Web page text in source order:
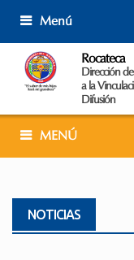
content
Menú
Rocateca
Dirección
a la
Difusión
MENÚ
NOTICIAS